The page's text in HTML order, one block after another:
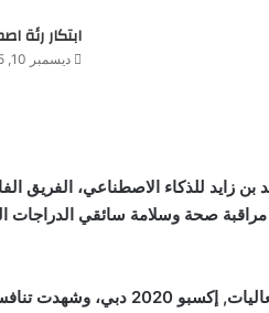
ابتكار رئة
ديسمبر 10, 2025
للذكاء الاصطناعي، الفريق
صحة وسلامة سائقي الدراجات